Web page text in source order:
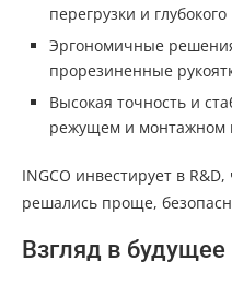
перегрузки и
Эргономичные
прорезиненные
Высокая точность и
режущем и монтажном
INGCO инвестирует в
решались проще,
Взгляд в будущее